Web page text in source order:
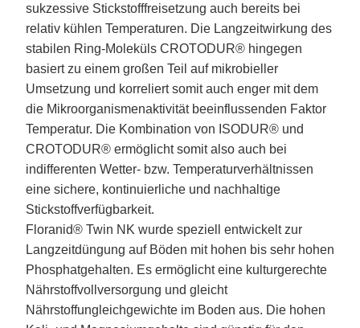
sukzessive Stickstofffreisetzung auch bereits bei
relativ kühlen Temperaturen. Die Langzeitwirkung des
stabilen Ring-Moleküls CROTODUR® hingegen
basiert zu einem großen Teil auf mikrobieller
Umsetzung und korreliert somit auch enger mit dem
die Mikroorganismenaktivität beeinflussenden Faktor
Temperatur. Die Kombination von ISODUR® und
CROTODUR® ermöglicht somit also auch bei
indifferenten Wetter- bzw. Temperaturverhältnissen
eine sichere, kontinuierliche und nachhaltige
Stickstoffverfügbarkeit.
Floranid® Twin NK wurde speziell entwickelt zur
Langzeitdüngung auf Böden mit hohen bis sehr hohen
Phosphatgehalten. Es ermöglicht eine kulturgerechte
Nährstoffvollversorgung und gleicht
Nährstoffungleichgewichte im Boden aus. Die hohen